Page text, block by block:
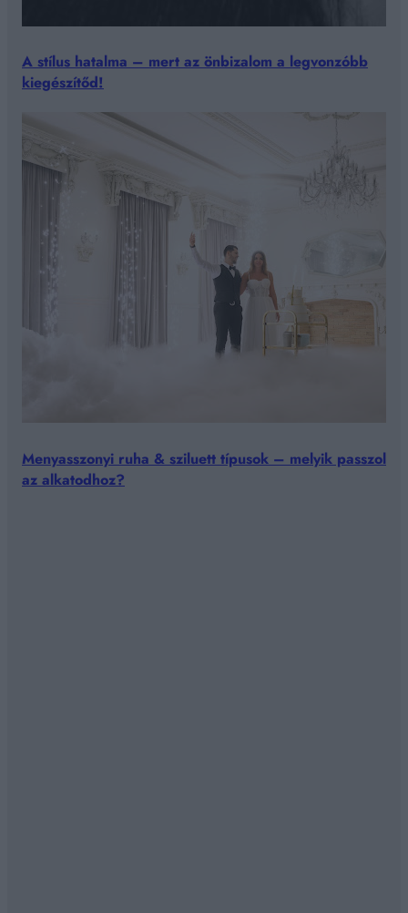
A stílus hatalma – mert az önbizalom a legvonzóbb
kiegészítőd!
Menyasszonyi ruha & sziluett típusok – melyik passzol
az alkatodhoz?